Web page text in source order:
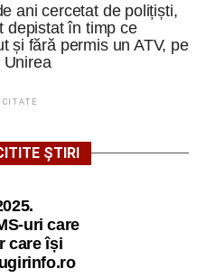
ani cercetat de polițiști,
depistat în timp ce
și fără permis un ATV, pe
Unirea
ȘTIRI
uri care
care își